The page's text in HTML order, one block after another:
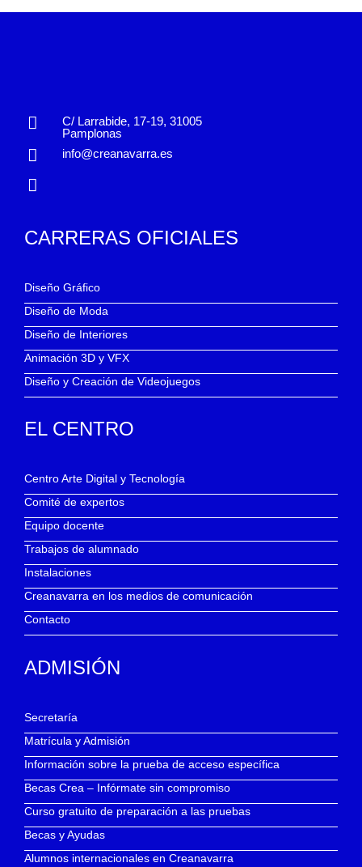
C/ Larrabide, 17-19, 31005
Pamplonas
info@creanavarra.es
CARRERAS OFICIALES
Diseño Gráfico
Diseño de Moda
Diseño de Interiores
Animación 3D y VFX
Diseño y Creación de Videojuegos
EL CENTRO
Centro Arte Digital y Tecnología
Comité de expertos
Equipo docente
Trabajos de alumnado
Instalaciones
Creanavarra en los medios de comunicación
Contacto
ADMISIÓN
Secretaría
Matrícula y Admisión
Información sobre la prueba de acceso específica
Becas Crea – Infórmate sin compromiso
Curso gratuito de preparación a las pruebas
Becas y Ayudas
Alumnos internacionales en Creanavarra